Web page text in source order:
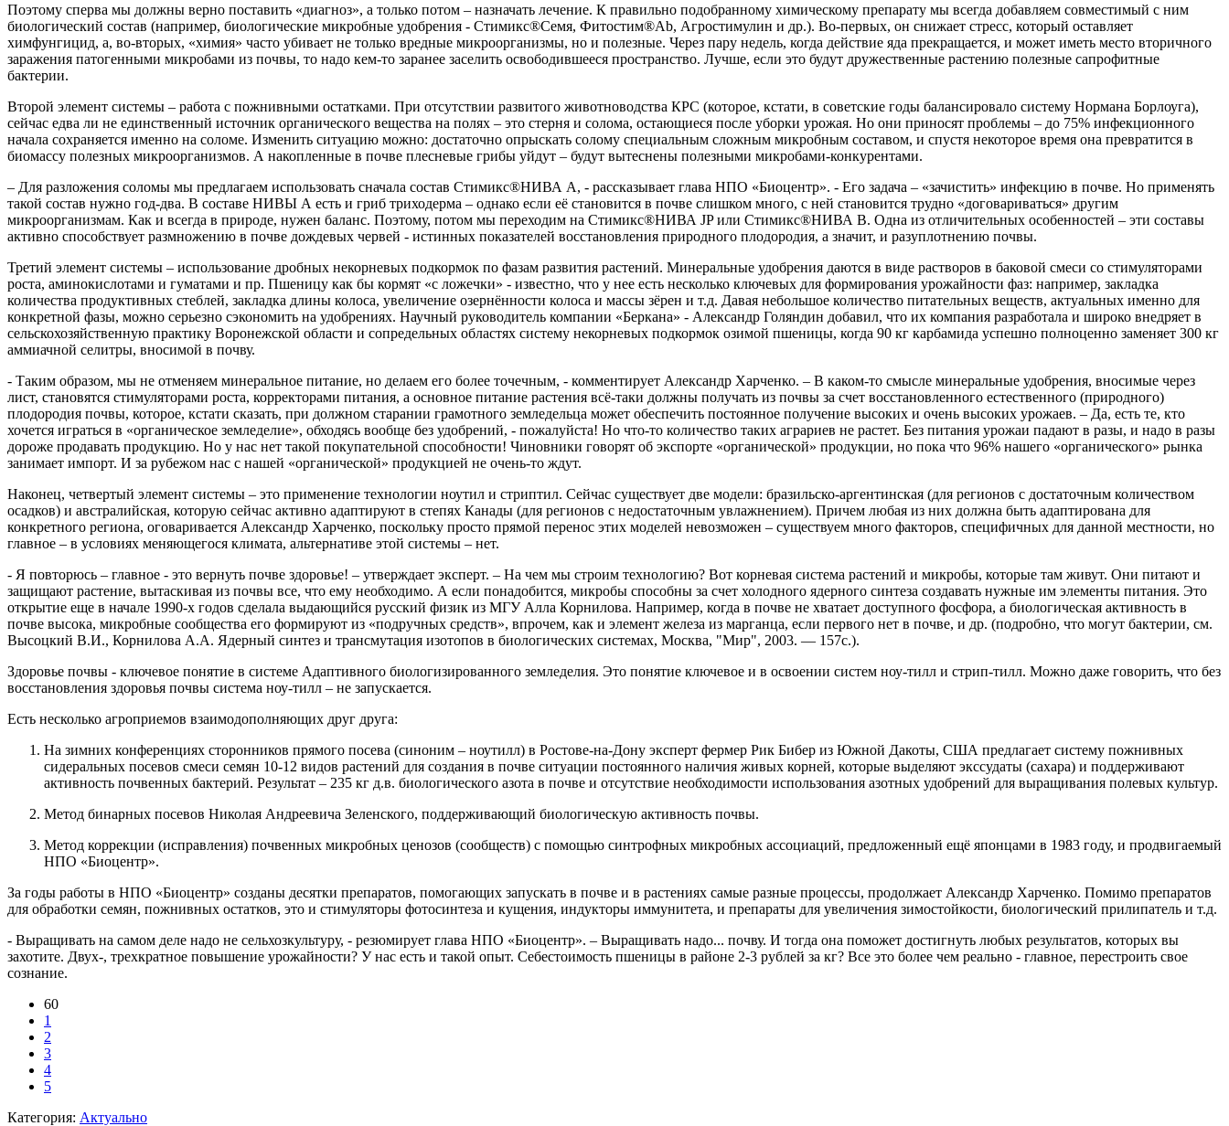
Поэтому сперва мы должны верно поставить «диагноз», а только потом – назначать лечение. К правильно подобранному химическому препарату мы всегда добавляем совместимый с ним
биологический состав (например, биологические микробные удобрения - Стимикс®Семя, Фитостим®Ab, Агростимулин и др.). Во-первых, он снижает стресс, который оставляет
химфунгицид, а, во-вторых, «химия» часто убивает не только вредные микроорганизмы, но и полезные. Через пару недель, когда действие яда прекращается, и может иметь место вторичного
заражения патогенными микробами из почвы, то надо кем-то заранее заселить освободившееся пространство. Лучше, если это будут дружественные растению полезные сапрофитные
бактерии.
Второй элемент системы – работа с пожнивными остатками. При отсутствии развитого животноводства КРС (которое, кстати, в советские годы балансировало систему Нормана Борлоуга),
сейчас едва ли не единственный источник органического вещества на полях – это стерня и солома, остающиеся после уборки урожая. Но они приносят проблемы – до 75% инфекционного
начала сохраняется именно на соломе. Изменить ситуацию можно: достаточно опрыскать солому специальным сложным микробным составом, и спустя некоторое время она превратится в
биомассу полезных микроорганизмов. А накопленные в почве плесневые грибы уйдут – будут вытеснены полезными микробами-конкурентами.
– Для разложения соломы мы предлагаем использовать сначала состав Стимикс®НИВА А, - рассказывает глава НПО «Биоцентр». - Его задача – «зачистить» инфекцию в почве. Но применять
такой состав нужно год-два. В составе НИВЫ А есть и гриб триходерма – однако если её становится в почве слишком много, с ней становится трудно «договариваться» другим
микроорганизмам. Как и всегда в природе, нужен баланс. Поэтому, потом мы переходим на Стимикс®НИВА JP или Стимикс®НИВА В. Одна из отличительных особенностей – эти составы
активно способствует размножению в почве дождевых червей - истинных показателей восстановления природного плодородия, а значит, и разуплотнению почвы.
Третий элемент системы – использование дробных некорневых подкормок по фазам развития растений. Минеральные удобрения даются в виде растворов в баковой смеси со стимуляторами
роста, аминокислотами и гуматами и пр. Пшеницу как бы кормят «с ложечки» - известно, что у нее есть несколько ключевых для формирования урожайности фаз: например, закладка
количества продуктивных стеблей, закладка длины колоса, увеличение озернённости колоса и массы зёрен и т.д. Давая небольшое количество питательных веществ, актуальных именно для
конкретной фазы, можно серьезно сэкономить на удобрениях. Научный руководитель компании «Беркана» - Александр Голяндин добавил, что их компания разработала и широко внедряет в
сельскохозяйственную практику Воронежской области и сопредельных областях систему некорневых подкормок озимой пшеницы, когда 90 кг карбамида успешно полноценно заменяет 300 кг
аммиачной селитры, вносимой в почву.
- Таким образом, мы не отменяем минеральное питание, но делаем его более точечным, - комментирует Александр Харченко. – В каком-то смысле минеральные удобрения, вносимые через
лист, становятся стимуляторами роста, корректорами питания, а основное питание растения всё-таки должны получать из почвы за счет восстановленного естественного (природного)
плодородия почвы, которое, кстати сказать, при должном старании грамотного земледельца может обеспечить постоянное получение высоких и очень высоких урожаев. – Да, есть те, кто
хочется играться в «органическое земледелие», обходясь вообще без удобрений, - пожалуйста! Но что-то количество таких аграриев не растет. Без питания урожаи падают в разы, и надо в разы
дороже продавать продукцию. Но у нас нет такой покупательной способности! Чиновники говорят об экспорте «органической» продукции, но пока что 96% нашего «органического» рынка
занимает импорт. И за рубежом нас с нашей «органической» продукцией не очень-то ждут.
Наконец, четвертый элемент системы – это применение технологии ноутил и стриптил. Сейчас существует две модели: бразильско-аргентинская (для регионов с достаточным количеством
осадков) и австралийская, которую сейчас активно адаптируют в степях Канады (для регионов с недостаточным увлажнением). Причем любая из них должна быть адаптирована для
конкретного региона, оговаривается Александр Харченко, поскольку просто прямой перенос этих моделей невозможен – существуем много факторов, специфичных для данной местности, но
главное – в условиях меняющегося климата, альтернативе этой системы – нет.
- Я повторюсь – главное - это вернуть почве здоровье! – утверждает эксперт. – На чем мы строим технологию? Вот корневая система растений и микробы, которые там живут. Они питают и
защищают растение, вытаскивая из почвы все, что ему необходимо. А если понадобится, микробы способны за счет холодного ядерного синтеза создавать нужные им элементы питания. Это
открытие еще в начале 1990-х годов сделала выдающийся русский физик из МГУ Алла Корнилова. Например, когда в почве не хватает доступного фосфора, а биологическая активность в
почве высока, микробные сообщества его формируют из «подручных средств», впрочем, как и элемент железа из марганца, если первого нет в почве, и др. (подробно, что могут бактерии, см.
Высоцкий В.И., Корнилова А.А. Ядерный синтез и трансмутация изотопов в биологических системах, Москва, "Мир", 2003. — 157с.).
Здоровье почвы - ключевое понятие в системе Адаптивного биологизированного земледелия. Это понятие ключевое и в освоении систем ноу-тилл и стрип-тилл. Можно даже говорить, что без
восстановления здоровья почвы система ноу-тилл – не запускается.
Есть несколько агроприемов взаимодополняющих друг друга:
На зимних конференциях сторонников прямого посева (синоним – ноутилл) в Ростове-на-Дону эксперт фермер Рик Бибер из Южной Дакоты, США предлагает систему пожнивных
сидеральных посевов смеси семян 10-12 видов растений для создания в почве ситуации постоянного наличия живых корней, которые выделяют экссудаты (сахара) и поддерживают
активность почвенных бактерий. Результат – 235 кг д.в. биологического азота в почве и отсутствие необходимости использования азотных удобрений для выращивания полевых культур.
Метод бинарных посевов Николая Андреевича Зеленского, поддерживающий биологическую активность почвы.
Метод коррекции (исправления) почвенных микробных ценозов (сообществ) с помощью синтрофных микробных ассоциаций, предложенный ещё японцами в 1983 году, и продвигаемый
НПО «Биоцентр».
За годы работы в НПО «Биоцентр» созданы десятки препаратов, помогающих запускать в почве и в растениях самые разные процессы, продолжает Александр Харченко. Помимо препаратов
для обработки семян, пожнивных остатков, это и стимуляторы фотосинтеза и кущения, индукторы иммунитета, и препараты для увеличения зимостойкости, биологический прилипатель и т.д.
- Выращивать на самом деле надо не сельхозкультуру, - резюмирует глава НПО «Биоцентр». – Выращивать надо... почву. И тогда она поможет достигнуть любых результатов, которых вы
захотите. Двух-, трехкратное повышение урожайности? У нас есть и такой опыт. Себестоимость пшеницы в районе 2-3 рублей за кг? Все это более чем реально - главное, перестроить свое
сознание.
60
1
2
3
4
5
Категория: Актуально